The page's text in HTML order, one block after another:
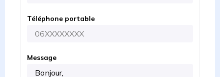
Téléphone portable
Message